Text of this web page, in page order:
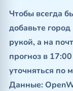
Чтобы всегда
добавьте
рукой, а на
прогноз в
уточняться по
Данные: